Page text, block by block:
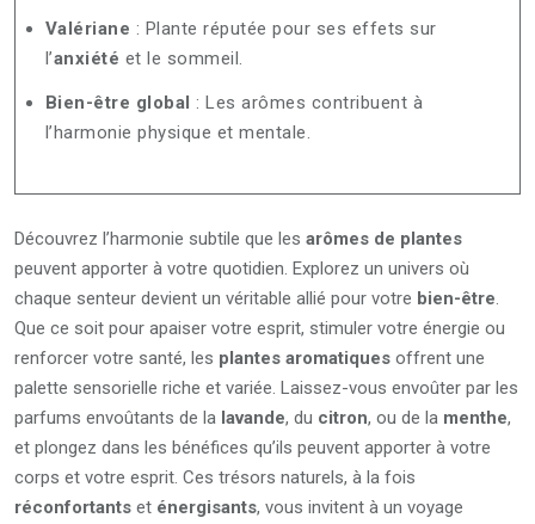
Valériane : Plante réputée pour ses effets sur
l’anxiété et le sommeil.
Bien-être global : Les arômes contribuent à
l’harmonie physique et mentale.
Découvrez l’harmonie subtile que les arômes de plantes
peuvent apporter à votre quotidien. Explorez un univers où
chaque senteur devient un véritable allié pour votre bien-être.
Que ce soit pour apaiser votre esprit, stimuler votre énergie ou
renforcer votre santé, les plantes aromatiques offrent une
palette sensorielle riche et variée. Laissez-vous envoûter par les
parfums envoûtants de la lavande, du citron, ou de la menthe,
et plongez dans les bénéfices qu’ils peuvent apporter à votre
corps et votre esprit. Ces trésors naturels, à la fois
réconfortants et énergisants, vous invitent à un voyage